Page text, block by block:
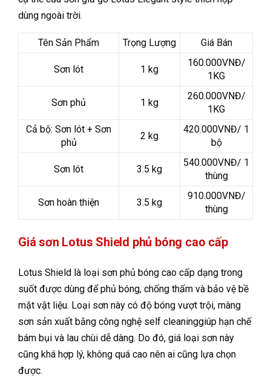
dùng ngoài trời.
Tên Sản Phẩm Trọng Lượng Giá Bán
Sơn lót 1 kg
160.000VNĐ/
1KG
Sơn phủ 1 kg
260.000VNĐ/
1KG
Cả bộ: Sơn lót + Sơn
phủ
2 kg
420.000VNĐ/ 1
bộ
Sơn lót 3.5 kg
540.000VNĐ/ 1
thùng
Sơn hoàn thiện 3.5 kg
910.000VNĐ/
thùng
Giá sơn Lotus Shield phủ bóng cao cấp
Lotus Shield là loại sơn phủ bóng cao cấp dạng trong
suốt được dùng để phủ bóng, chống thấm và bảo vệ bề
mặt vật liệu. Loại sơn này có độ bóng vượt trội, màng
sơn sản xuất bằng công nghệ self cleaninggiúp hạn chế
bám bụi và lau chùi dễ dàng. Do đó, giá loại sơn này
cũng khá hợp lý, không quá cao nên ai cũng lựa chọn
được.